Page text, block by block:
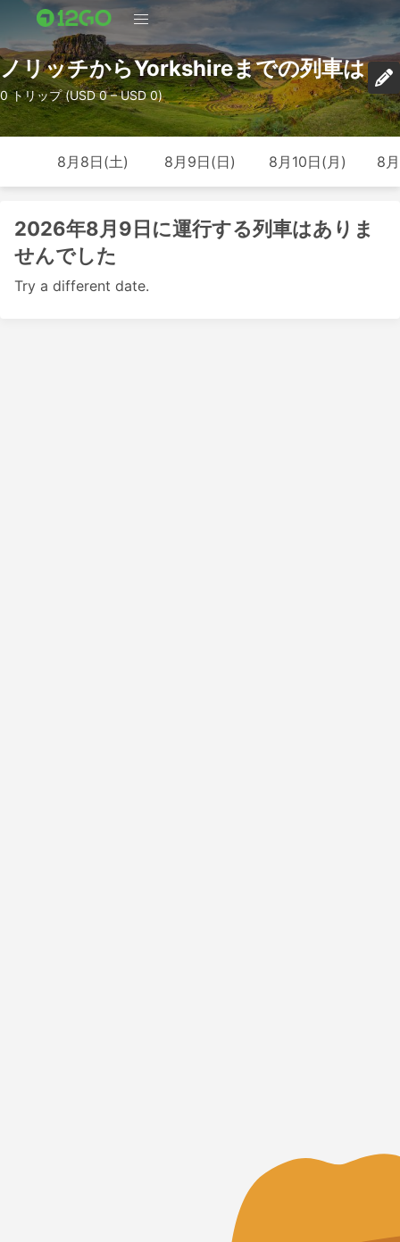
ノリッチからYorkshireまでの列車は
0 トリップ (USD 0 – USD 0)
8月8日(土) 8月9日(日) 8月10日(月) 8
2026年8月9日に運行する列車はありま
せんでした
Try a different date.